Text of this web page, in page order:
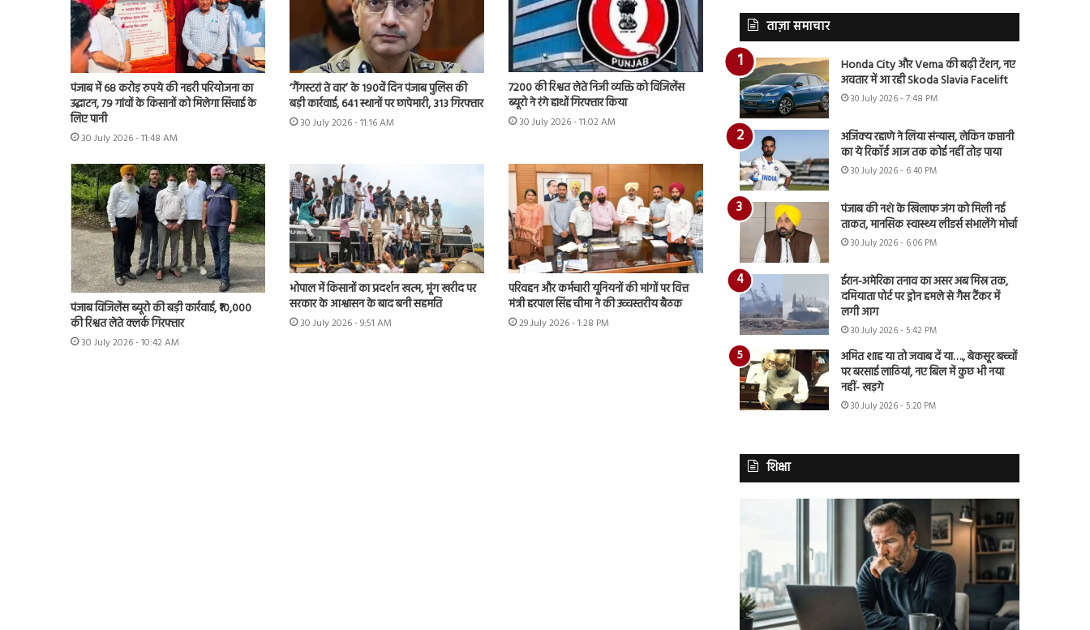
पंजाब में 68 करोड़ रुपये की नहरी परियोजना का
उद्घाटन, 79 गांवों के किसानों को मिलेगा सिंचाई के
लिए पानी
30 July 2026 - 11:48 AM
‘गैंगस्टरां ते वार’ के 190वें दिन पंजाब पुलिस की
बड़ी कार्रवाई, 641 स्थानों पर छापेमारी, 313 गिरफ्तार
30 July 2026 - 11:16 AM
7200 की रिश्वत लेते निजी व्यक्ति को विजिलेंस
ब्यूरो ने रंगे हाथों गिरफ्तार किया
30 July 2026 - 11:02 AM
पंजाब विजिलेंस ब्यूरो की बड़ी कार्रवाई, ₹10,000
की रिश्वत लेते क्लर्क गिरफ्तार
30 July 2026 - 10:42 AM
भोपाल में किसानों का प्रदर्शन खत्म, मूंग खरीद पर
सरकार के आश्वासन के बाद बनी सहमति
30 July 2026 - 9:51 AM
परिवहन और कर्मचारी यूनियनों की मांगों पर वित्त
मंत्री हरपाल सिंह चीमा ने की उच्चस्तरीय बैठक
29 July 2026 - 1:28 PM
ताज़ा समाचार
Honda City और Verna की बढ़ी टेंशन, नए
अवतार में आ रही Skoda Slavia Facelift
30 July 2026 - 7:48 PM
अजिंक्य रहाणे ने लिया संन्यास, लेकिन कप्तानी
का ये रिकॉर्ड आज तक कोई नहीं तोड़ पाया
30 July 2026 - 6:40 PM
पंजाब की नशे के खिलाफ जंग को मिली नई
ताकत, मानसिक स्वास्थ्य लीडर्स संभालेंगे मोर्चा
30 July 2026 - 6:06 PM
ईरान-अमेरिका तनाव का असर अब मिस्र तक,
दमियाता पोर्ट पर ड्रोन हमले से गैस टैंकर में
लगी आग
30 July 2026 - 5:42 PM
अमित शाह या तो जवाब दें या…., बेकसूर बच्चों
पर बरसाई लाठियां, नए बिल में कुछ भी नया
नहीं- खड़गे
30 July 2026 - 5:20 PM
शिक्षा